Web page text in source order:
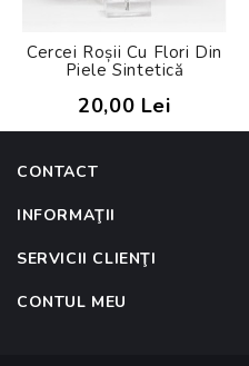
Cercei Roșii Cu Flori Din
Piele Sintetică
20,00 Lei
CONTACT
INFORMAŢII
SERVICII CLIENŢI
CONTUL MEU